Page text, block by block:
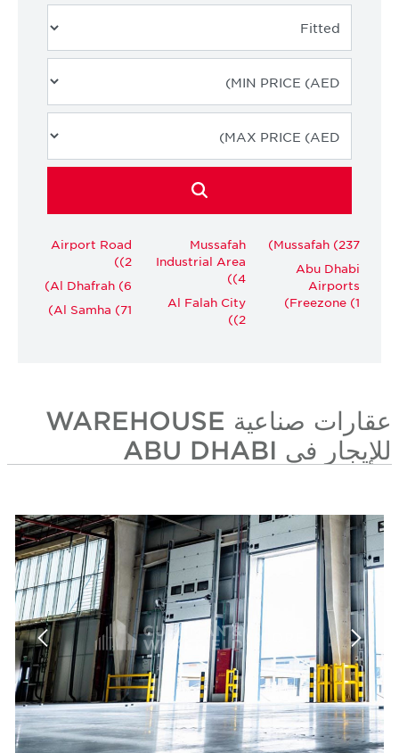
Mussafah (237)
Abu Dhabi
Airports
Freezone (1)
Mussafah
Industrial Area
(4)
Al Falah City
(2)
Airport Road
(2)
Al Dhafrah (6)
Al Samha (71)
عقارات صناعية WAREHOUSE
للإيجار في ABU DHABI